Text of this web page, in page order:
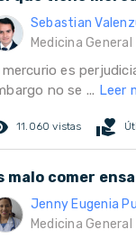
Sebastian
Medicina General
mercurio es
no se ... Leer
11.060 vistas volunteer_activism
malo comer
Jenny Eugenia
Medicina General